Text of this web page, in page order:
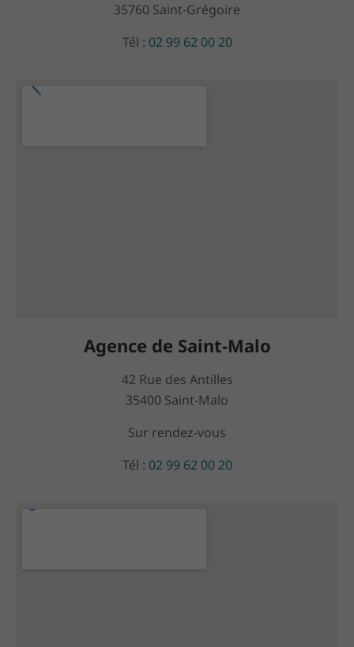
35760 Saint-Grégoire
Tél : 02 99 62 00 20
Agence de Saint-Malo
42 Rue des Antilles
35400 Saint-Malo
Sur rendez-vous
Tél : 02 99 62 00 20